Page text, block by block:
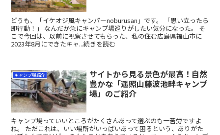
どうも、「イケオジ風キャンパーnoburusan」です。 「思い立ったら
即行動！」 なんだか急にキャンプ場巡りがしたい気分になった。 そ
こで今回は、以前に視察させてもらった、私の住む広島県福山市に
2023年8月にできたキャ...続きを読む
キャンプ場紹介
サイトから見る景色が最高！自然
豊かな「遥照山藤波池畔キャンプ
場」のご紹介
キャンプ場っていいところがたくさんあって選ぶのも一苦労ですよ
ね。 ただこれは、いい場所がいっぱいあって困るという、ありがた